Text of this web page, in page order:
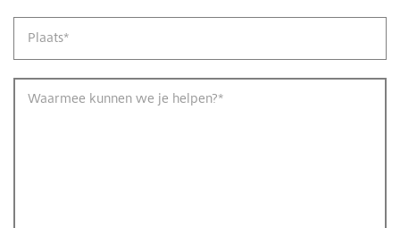
Plaats*
Waarmee kunnen we je helpen?*